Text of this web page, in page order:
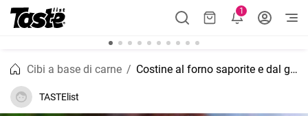
1
Cibi a base di carne Costine al forno saporite e dal gusto affumicato
TASTElist